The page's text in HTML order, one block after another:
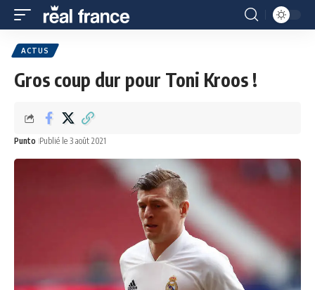
ACTUS
Gros coup dur pour Toni Kroos !
Punto Publié le 3 août 2021